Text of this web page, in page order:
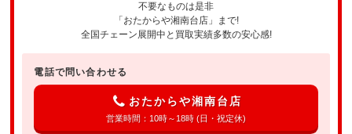
不要なものは是非
「おたからや湘南台店」まで!
全国チェーン展開中と買取実績多数の安心感!
電話で問い合わせる
おたからや湘南台店
営業時間：10時～18時 (日・祝定休)